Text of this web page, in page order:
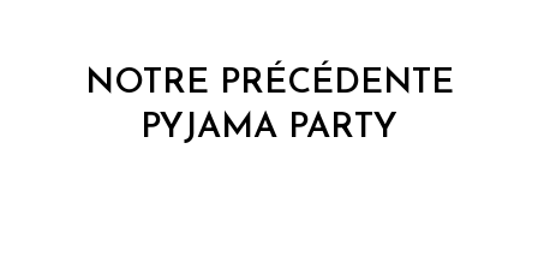
NOTRE PRÉCÉDENTE
PYJAMA PARTY